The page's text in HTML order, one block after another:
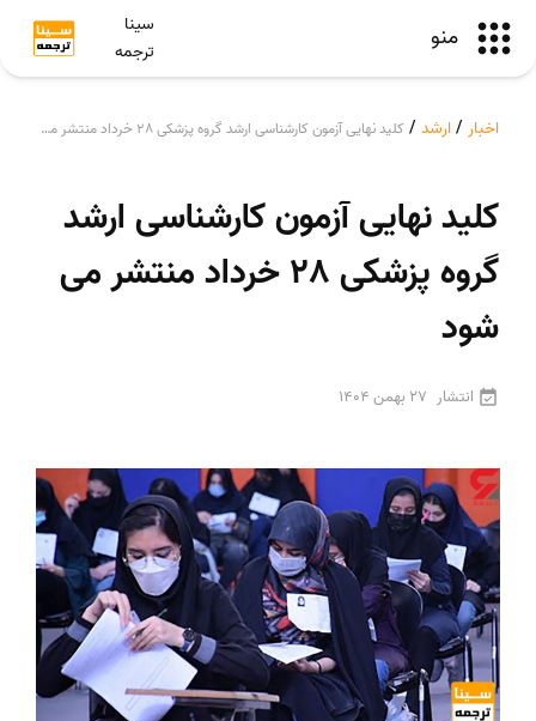
منو
سینا
ترجمه
اخبار /ارشد / کلید نهایی آزمون کارشناسی ارشد گروه پزشکی 28 خرداد منتشر می شود
کلید نهایی آزمون کارشناسی ارشد
گروه پزشکی 28 خرداد منتشر می
شود
انتشار 27 بهمن 1404